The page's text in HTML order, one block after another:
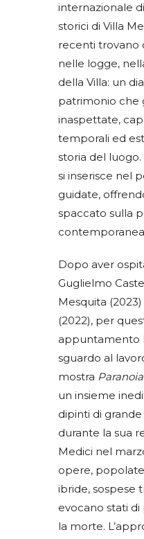
internazionale
storici di Villa
recenti trovano
nelle logge,
della Villa: un
patrimonio che
inaspettate,
temporali ed
storia del
si inserisce nel
guidate,
spaccato sulla
Dopo aver
Guglielmo
Mesquita
(2022), per
appuntamento
sguardo al
mostra
un insieme
dipinti di
durante la sua
Medici nel
opere,
ibride, sospese
evocano stati di
la morte.